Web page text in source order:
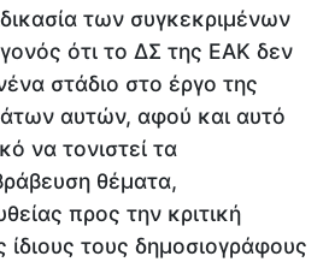
των συγκεκριμένων
ότι το ΔΣ της ΕΑΚ δεν
στάδιο στο έργο της
αυτών, αφού και αυτό
να τονιστεί τα
θέματα,
προς την κριτική
τους δημοσιογράφους